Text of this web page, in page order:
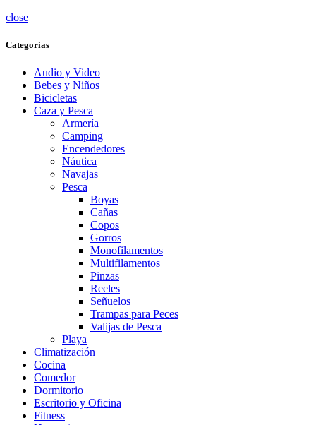
close
Categorias
Audio y Video
Bebes y Niños
Bicicletas
Caza y Pesca
Armería
Camping
Encendedores
Náutica
Navajas
Pesca
Boyas
Cañas
Copos
Gorros
Monofilamentos
Multifilamentos
Pinzas
Reeles
Señuelos
Trampas para Peces
Valijas de Pesca
Playa
Climatización
Cocina
Comedor
Dormitorio
Escritorio y Oficina
Fitness